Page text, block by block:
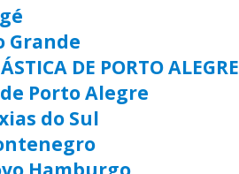
Grande
DE PORTO ALEGRE
Porto Alegre
do Sul